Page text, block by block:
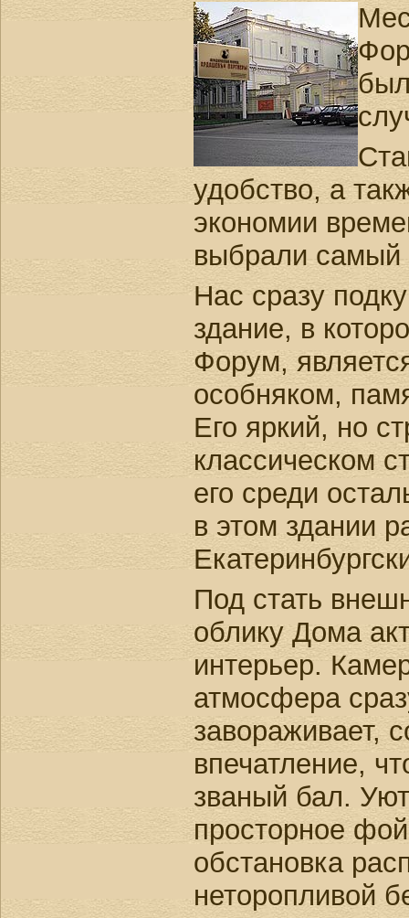
удобство, а
экономии
выбрали самый
Нас сразу
здание, в
Форум,
особняком,
Его яркий, но
классическом
его среди
в этом здании
Под стать
облику Дома
интерьер.
атмосфера
завораживает,
впечатление,
званый бал.
просторное
обстановка
неторопливой